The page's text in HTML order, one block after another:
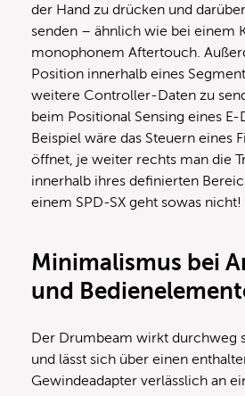
der Hand zu drücken und
senden – ähnlich wie bei einem
monophonem Aftertouch.
Position innerhalb eines
weitere Controller-Daten zu
beim Positional Sensing eines E-
Beispiel wäre das Steuern eines
öffnet, je weiter rechts man die
innerhalb ihres definierten
einem SPD-SX geht sowas nicht!
Minimalismus bei
und
Der Drumbeam wirkt durchweg
und lässt sich über einen
Gewindeadapter verlässlich an